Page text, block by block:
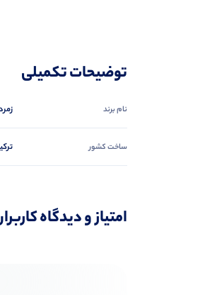
توضیحات تکمیلی
نام برند
ساخت کشور
امتیاز و دیدگاه